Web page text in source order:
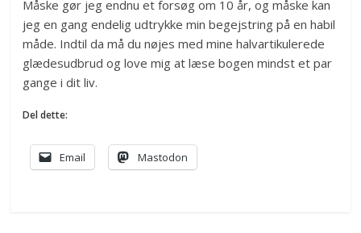
Måske gør jeg endnu et forsøg om 10 år, og måske kan
jeg en gang endelig udtrykke min begejstring på en habil
måde. Indtil da må du nøjes med mine halvartikulerede
glædesudbrud og love mig at læse bogen mindst et par
gange i dit liv.
Del dette:
Email Mastodon